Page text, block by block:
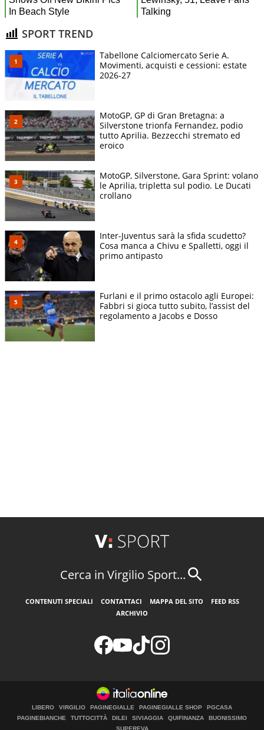
SPORT TREND
Tabellone Calciomercato Serie A.
Movimenti, acquisti e cessioni: estate
2026-27
MotoGP, GP di Gran Bretagna: a
Silverstone trionfa Fernandez, podio
tutto Aprilia. Bezzecchi stremato ed
eroico
MotoGP, Silverstone, Gara Sprint: volano
le Aprilia, tripletta sul podio. Le Ducati
crollano
Inter-Juventus sarà la sfida scudetto?
Cosa manca a Chivu e Spalletti, oggi il
primo antipasto
Furlani e il primo ostacolo agli Europei:
Fabbri si gioca tutto subito, l’assist del
regolamento a Jacobs e Dosso
Cerca in Virgilio Sport...
CONTENUTI SPECIALI CONTATTACI MAPPA DEL SITO
FEED RSS
ARCHIVIO
LIBERO VIRGILIO PAGINEGIALLE PAGINEGIALLE SHOP
PGCASA
PAGINEBIANCHE
TUTTOCITTÀ DILEI SIVIAGGIA QUIFINANZA
BUONISSIMO